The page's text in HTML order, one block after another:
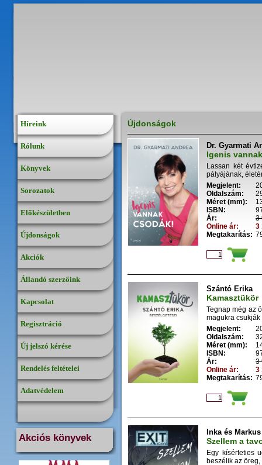
Híreink
Rólunk
Könyvek
Sorozatok
Előkészületben
Újdonságok
Akciók
Állandó szerzőink
Kapcsolat
Regisztráció
Új jelszó kérése
Rendelés feltételei
Adatvédelem
Akciós könyvek
Újdonságok
Dr. Gyarmati
Igenis
Lassan két
pályájának,
Megjelent:
Oldalszám:
Méret (mm):
ISBN:
Ár:
3
Online ár:
3
Megtakarítás:
Szántó Erika
Kamasztükör
Tegnap még az
magukra
Megjelent:
Oldalszám:
Méret (mm):
ISBN:
Ár:
3
Online ár:
3
Megtakarítás:
Inka és
Szellem a
Egy kísérteties
beszélik az